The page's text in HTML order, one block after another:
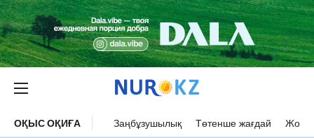
ОҚЫС ОҚИҒА Заңбұзушылық Төтенше жағдай Жол